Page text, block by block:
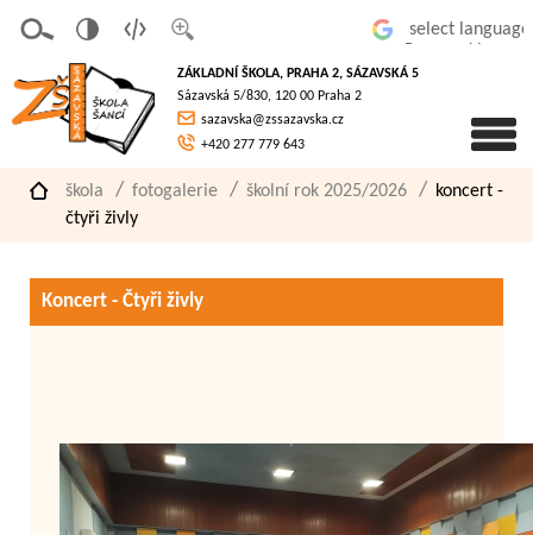
písmo
á
verze
pro
slaboz
raké
ZÁKLADNÍ ŠKOLA, PRAHA 2, SÁZAVSKÁ 5
Sázavská 5/830, 120 00 Praha 2
sazavska@zssazavska.cz
+420 277 779 643
škola fotogalerie školní rok 2025/2026
koncert -
čtyři živly
Koncert - Čtyři živly